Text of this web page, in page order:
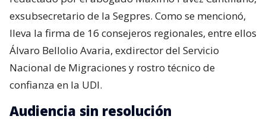
exsubsecretario de la Segpres. Como se mencionó,
lleva la firma de 16 consejeros regionales, entre ellos
Álvaro Bellolio Avaria, exdirector del Servicio
Nacional de Migraciones y rostro técnico de
confianza en la UDI.
Audiencia sin resolución